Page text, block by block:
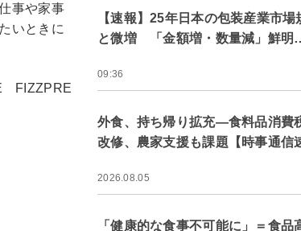
事や家事
いときに
FIZZPRE
【速報】25年日本の包装産業市場
と微増 「金額増・数量減」鮮明
09:36
外食、持ち帰り拡充―食料品消費
改修、農家支援も課題【時事通信
2026.08.05
「健康的な食事不可能に」＝食品